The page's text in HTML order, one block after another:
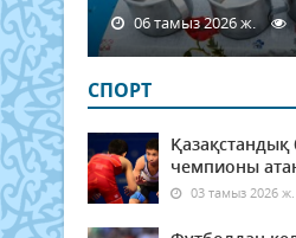
06 тамыз 2026 ж.
СПОРТ
чемпионы
03 тамыз 2026 ж.